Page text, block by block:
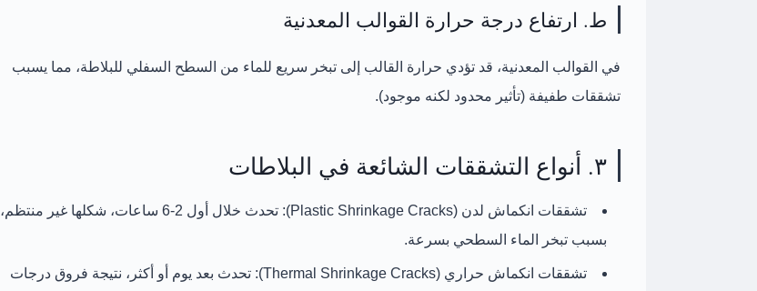
ط. ارتفاع درجة حرارة القوالب المعدنية
في القوالب المعدنية، قد تؤدي حرارة القالب إلى تبخر سريع للماء من السطح السفلي للبلاطة، مما يسبب
تشققات طفيفة (تأثير محدود لكنه موجود).
٣. أنواع التشققات الشائعة في البلاطات
تشققات انكماش لدن (Plastic Shrinkage Cracks):
تحدث خلال أول 2-6 ساعات، شكلها غير منتظم،
بسبب تبخر الماء السطحي بسرعة.
تشققات انكماش حراري (Thermal Shrinkage Cracks): تحدث بعد يوم أو أكثر، نتيجة فروق درجات